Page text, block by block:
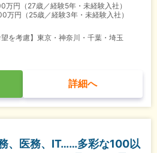
万円（27歳／経験5年・未経験入社）
万円（25歳／経験3年・未経験入社）
望を考慮】東京・神奈川・千葉・埼玉
詳細へ
、医務、IT……多彩な100以